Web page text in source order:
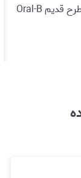
نخ دندان اورال بی ارتودنسی مدل سوپر فلاس طرح قدیم Oral-B